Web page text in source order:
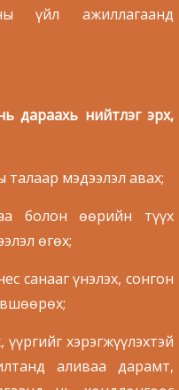
үйл ажиллагаанд
дараахь нийтлэг эрх,
талаар мэдээлэл авах;
болон өөрийн түүх
өгөх;
санааг үнэлэх, сонгон
хэрэгжүүлэхтэй
аливаа дарамт,